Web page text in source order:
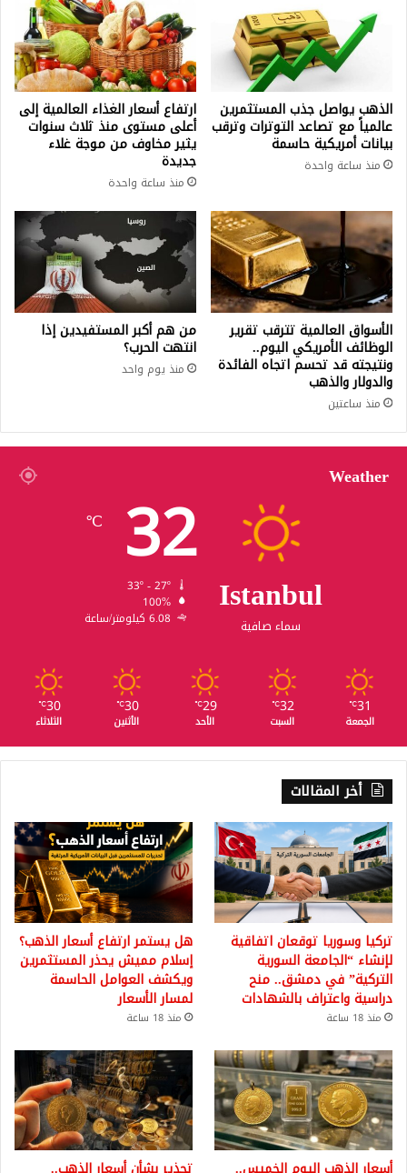
الذهب يواصل جذب المستثمرين
عالمياً مع تصاعد التوترات وترقب
بيانات أمريكية حاسمة
منذ ساعة واحدة
ارتفاع أسعار الغذاء العالمية إلى
أعلى مستوى منذ ثلاث سنوات
يثير مخاوف من موجة غلاء
جديدة
منذ ساعة واحدة
الأسواق العالمية تترقب تقرير
الوظائف الأمريكي اليوم..
ونتيجته قد تحسم اتجاه الفائدة
والدولار والذهب
منذ ساعتين
من هم أكبر المستفيدين إذا
انتهت الحرب؟
منذ يوم واحد
Weather
Istanbul
سماء صافية
32
℃
100%
6.08 كيلومتر/ساعة
31
℃
الجمعة
32
℃
السبت
29
℃
الأحد
30
℃
الأثنين
30
℃
الثلاثاء
أخر المقالات
تركيا وسوريا توقعان اتفاقية
لإنشاء “الجامعة السورية
التركية” في دمشق.. منح
دراسية واعتراف بالشهادات
منذ 18 ساعة
هل يستمر ارتفاع أسعار الذهب؟
إسلام مميش يحذر المستثمرين
ويكشف العوامل الحاسمة
لمسار الأسعار
منذ 18 ساعة